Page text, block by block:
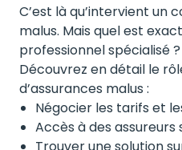
C’est là qu’intervient un
malus. Mais quel est
professionnel spécialisé ?
Découvrez en détail le
d’assurances malus :
Négocier les tarifs et
Accès à des assureurs